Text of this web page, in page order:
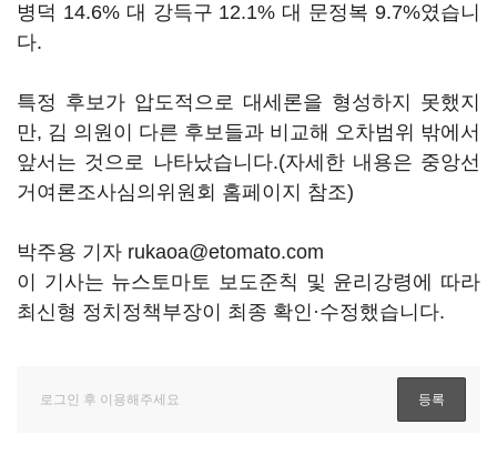
병덕 14.6% 대 강득구 12.1% 대 문정복 9.7%였습니
다.
특정 후보가 압도적으로 대세론을 형성하지 못했지
만, 김 의원이 다른 후보들과 비교해 오차범위 밖에서
앞서는 것으로 나타났습니다.(자세한 내용은 중앙선
거여론조사심의위원회 홈페이지 참조)
박주용 기자 rukaoa@etomato.com
이 기사는 뉴스토마토 보도준칙 및 윤리강령에 따라
최신형 정치정책부장이 최종 확인·수정했습니다.